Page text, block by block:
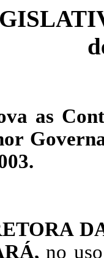
as
no